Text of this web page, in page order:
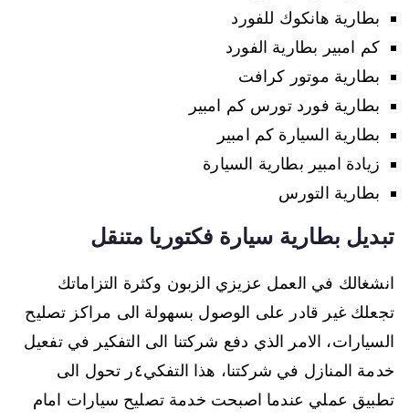
بطارية هانكوك للفورد
كم امبير بطارية الفورد
بطارية موتور كرافت
بطارية فورد تورس كم امبير
بطارية السيارة كم امبير
زيادة امبير بطارية السيارة
بطارية التورس
تبديل بطارية سيارة فكتوريا متنقل
انشغالك في العمل عزيزي الزبون وكثرة التزاماتك
تجعلك غير قادر على الوصول بسهولة الى مراكز تصليح
السيارات، الامر الذي دفع شركتنا الى التفكير في تفعيل
خدمة المنازل في شركتنا، هذا التفكي٤ر تحول الى
تطبيق عملي عندما اصبحت خدمة تصليح سيارات امام